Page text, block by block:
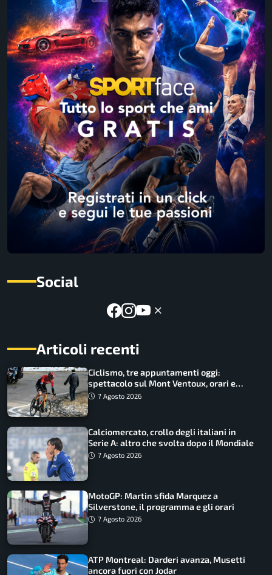
Social
Articoli recenti
Ciclismo, tre appuntamenti oggi:
spettacolo sul Mont Ventoux, orari e
come vederli
7 Agosto 2026
Calciomercato, crollo degli italiani in
Serie A: altro che svolta dopo il Mondiale
7 Agosto 2026
MotoGP: Martin sfida Marquez a
Silverstone, il programma e gli orari
7 Agosto 2026
ATP Montreal: Darderi avanza, Musetti
ancora fuori con Jodar